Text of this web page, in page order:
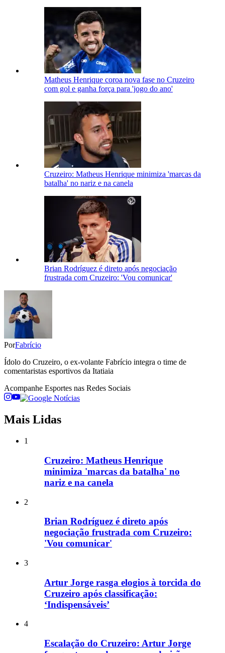
Matheus Henrique coroa nova fase no Cruzeiro
com gol e ganha força para 'jogo do ano'
Cruzeiro: Matheus Henrique minimiza 'marcas da
batalha' no nariz e na canela
Brian Rodríguez é direto após negociação
frustrada com Cruzeiro: 'Vou comunicar'
PorFabrício
Ídolo do Cruzeiro, o ex-volante Fabrício integra o time de
comentaristas esportivos da Itatiaia
Acompanhe Esportes nas Redes Sociais
Mais Lidas
1
Cruzeiro: Matheus Henrique
minimiza 'marcas da batalha' no
nariz e na canela
2
Brian Rodríguez é direto após
negociação frustrada com Cruzeiro:
'Vou comunicar'
3
Artur Jorge rasga elogios à torcida do
Cruzeiro após classificação:
‘Indispensáveis’
4
Escalação do Cruzeiro: Artur Jorge